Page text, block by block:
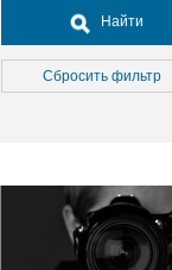
Досуг, туризм и отдых
Культура
Медицина
Окружающая среда
Политика
Правосудие
Найти
Сбросить фильтр